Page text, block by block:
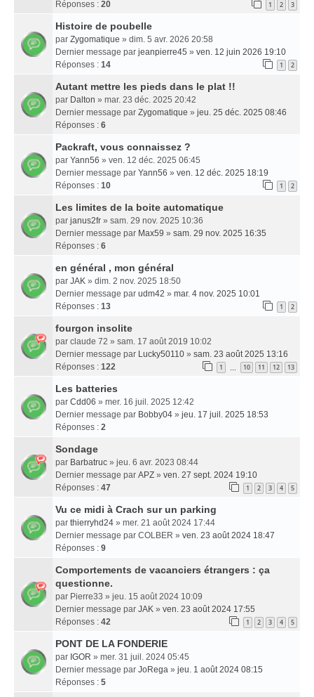
Réponses : 20 1 2 3
Histoire de poubelle
par Zygomatique » dim. 5 avr. 2026 20:58
Dernier message par jeanpierre45 » ven. 12 juin 2026 19:10
Réponses : 14 1 2
Autant mettre les pieds dans le plat !!
par Dalton » mar. 23 déc. 2025 20:42
Dernier message par Zygomatique » jeu. 25 déc. 2025 08:46
Réponses : 6
Packraft, vous connaissez ?
par Yann56 » ven. 12 déc. 2025 06:45
Dernier message par Yann56 » ven. 12 déc. 2025 18:19
Réponses : 10 1 2
Les limites de la boite automatique
par janus2fr » sam. 29 nov. 2025 10:36
Dernier message par Max59 » sam. 29 nov. 2025 16:35
Réponses : 6
en général , mon général
par JAK » dim. 2 nov. 2025 18:50
Dernier message par udm42 » mar. 4 nov. 2025 10:01
Réponses : 13 1 2
fourgon insolite
par claude 72 » sam. 17 août 2019 10:02
Dernier message par Lucky50110 » sam. 23 août 2025 13:16
Réponses : 122 1 10 11 12 13
Les batteries
par Cdd06 » mer. 16 juil. 2025 12:42
Dernier message par Bobby04 » jeu. 17 juil. 2025 18:53
Réponses : 2
Sondage
par Barbatruc » jeu. 6 avr. 2023 08:44
Dernier message par APZ » ven. 27 sept. 2024 19:10
Réponses : 47 1 2 3 4 5
Vu ce midi à Crach sur un parking
par thierryhd24 » mer. 21 août 2024 17:44
Dernier message par COLBER » ven. 23 août 2024 18:47
Réponses : 9
Comportements de vacanciers étrangers : ça
questionne.
par Pierre33 » jeu. 15 août 2024 10:09
Dernier message par JAK » ven. 23 août 2024 17:55
Réponses : 42 1 2 3 4 5
PONT DE LA FONDERIE
par IGOR » mer. 31 juil. 2024 05:45
Dernier message par JoRega » jeu. 1 août 2024 08:15
Réponses : 5